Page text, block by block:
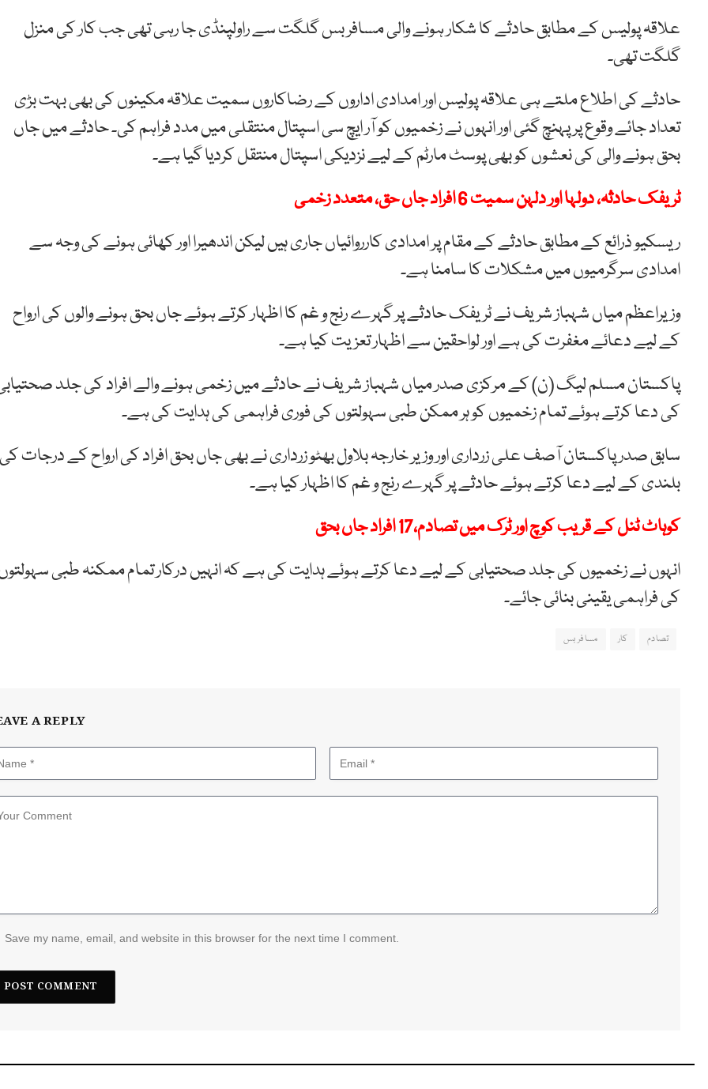
علاقہ پولیس کے مطابق حادثے کا شکار ہونے والی مسافر بس گلگت سے راولپنڈی جا رہی تھی جب کار کی منزل
گلگت تھی۔
حادثے کی اطلاع ملتے ہی علاقہ پولیس اور امدادی اداروں کے رضاکاروں سمیت علاقہ مکینوں کی بھی بہت بڑی
تعداد جائے وقوع پر پہنچ گئی اور انہوں نے زخمیوں کو آر ایچ سی اسپتال منتقلی میں مدد فراہم کی۔ حادثے میں جاں
بحق ہونے والی کی نعشوں کو بھی پوسٹ مارٹم کے لیے نزدیکی اسپتال منتقل کردیا گیا ہے۔
ٹریفک حادثہ، دولہا اور دلہن سمیت 6 افراد جاں حق، متعدد زخمی
ریسکیو ذرائع کے مطابق حادثے کے مقام پر امدادی کارروائیاں جاری ہیں لیکن اندھیرا اور کھائی ہونے کی وجہ سے
امدادی سرگرمیوں میں مشکلات کا سامنا ہے۔
وزیراعظم میاں شہباز شریف نے ٹریفک حادثے پر گہرے رنج و غم کا اظہار کرتے ہوئے جاں بحق ہونے والوں کی ارواح
کے لیے دعائے مغفرت کی ہے اور لواحقین سے اظہار تعزیت کیا ہے۔
پاکستان مسلم لیگ (ن) کے مرکزی صدر میاں شہباز شریف نے حادثے میں زخمی ہونے والے افراد کی جلد
کی دعا کرتے ہوئے تمام زخمیوں کو ہر ممکن طبی سہولتوں کی فوری فراہمی کی ہدایت کی ہے۔
سابق صدر پاکستان آصف علی زرداری اور وزیر خارجہ بلاول بھٹو زرداری نے بھی جاں بحق افراد کی ارواح کے درجات کی
بلندی کے لیے دعا کرتے ہوئے حادثے پر گہرے رنج و غم کا اظہار کیا ہے۔
کوہاٹ ٹنل کے قریب کوچ اور ٹرک میں تصادم،17 افراد جاں بحق
انہوں نے زخمیوں کی جلد صحتیابی کے لیے دعا کرتے ہوئے ہدایت کی ہے کہ انہیں درکار تمام ممکنہ طبی
کی فراہمی یقینی بنائی جائے۔
تصادم کار مسافر بس
A REPLY
Save my name, email, and website in this browser for the next time I comment.